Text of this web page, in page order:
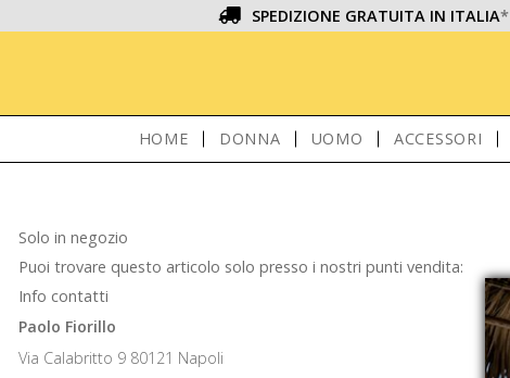
SPEDIZIONE GRATUITA IN ITALIA*
HOME DONNA UOMO ACCESSORI
Solo in negozio
Puoi trovare questo articolo solo presso i nostri punti vendita:
Info contatti
Paolo Fiorillo
Via Calabritto 9 80121 Napoli